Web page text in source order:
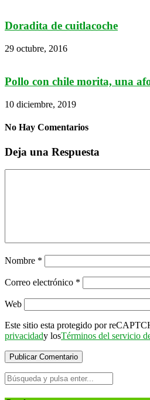
Doradita de cuitlacoche
29 octubre, 2016
Pollo con chile morita, una
10 diciembre, 2019
No Hay Comentarios
Deja una Respuesta
Nombre *
Correo electrónico *
Web
Este sitio esta protegido por
privacidady losTérminos del servicio